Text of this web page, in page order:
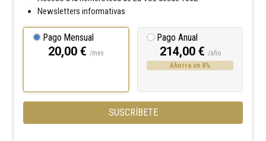
Newsletters informativas
Pago Mensual
20,00 € /mes
Pago Anual
214,00 € /año
Ahorra un 8%
SUSCRÍBETE